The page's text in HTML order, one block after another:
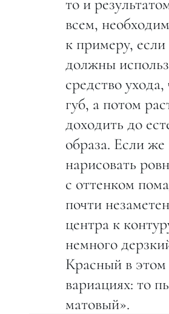
всем,
к примеру,
должны
средство
губ, а потом
доходить до
образа. Если
нарисовать
с оттенком
почти
центра к
немного
Красный в этом
вариациях: то
матовый».